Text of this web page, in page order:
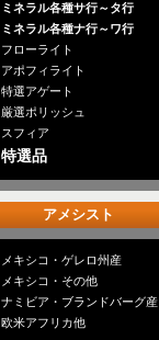
ミネラル各種サ行～タ行
ミネラル各種ナ行～ワ行
フローライト
アポフィライト
特選アゲート
厳選ポリッシュ
スフィア
特選品
アメシスト
メキシコ・ゲレロ州産
メキシコ・その他
ナミビア・ブランドバーグ産
欧米アフリカ他